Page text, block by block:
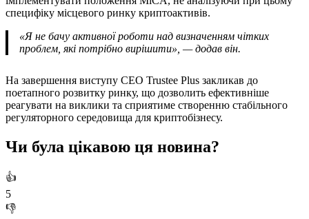
специфіку місцевого ринку криптоактивів.
«Я не бачу активної роботи над визначенням чітких
проблем, які потрібно вирішити», — додав він.
На завершення виступу CEO Trustee Plus закликав до
поетапного розвитку ринку, що дозволить ефективніше
реагувати на виклики та сприятиме створенню стабільного
регуляторного середовища для криптобізнесу.
Чи була цікавою ця новина?
👍
5
👎